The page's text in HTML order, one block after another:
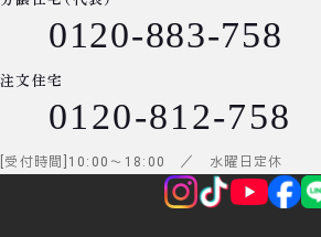
0120-883-758
注文住宅
0120-812-758
受付時間 10:00 ～ 18:00 ／ 水曜日定休